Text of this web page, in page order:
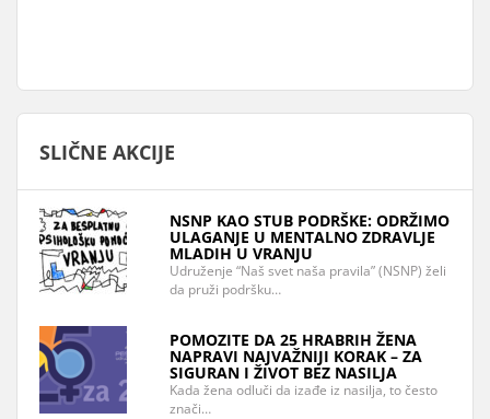
SLIČNE AKCIJE
NSNP KAO STUB PODRŠKE: ODRŽIMO
ULAGANJE U MENTALNO ZDRAVLJE
MLADIH U VRANJU
Udruženje “Naš svet naša pravila” (NSNP) želi
da pruži podršku…
POMOZITE DA 25 HRABRIH ŽENA
NAPRAVI NAJVAŽNIJI KORAK – ZA
SIGURAN I ŽIVOT BEZ NASILJA
Kada žena odluči da izađe iz nasilja, to često
znači…